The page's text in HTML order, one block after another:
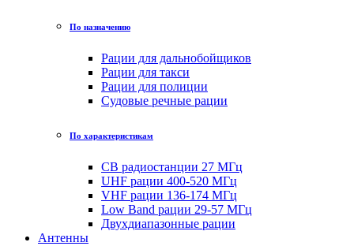
По назначению
Рации для дальнобойщиков
Рации для такси
Рации для полиции
Судовые речные рации
По характеристикам
CB радиостанции 27 МГц
UHF рации 400-520 МГц
VHF рации 136-174 МГц
Low Band рации 29-57 МГц
Двухдиапазонные рации
Антенны